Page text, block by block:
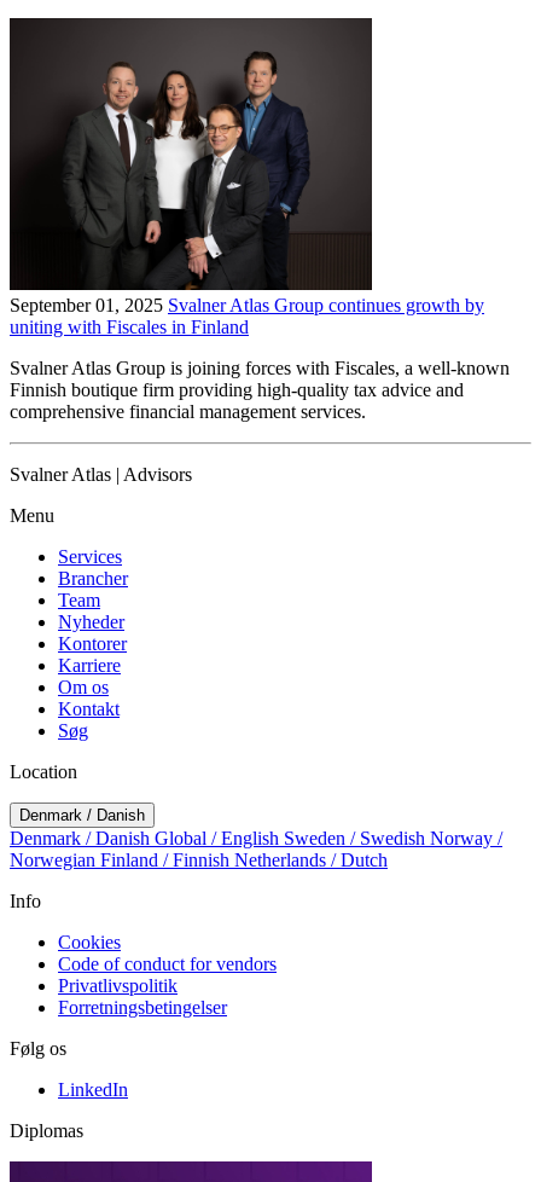
September 01, 2025 Svalner Atlas Group continues growth by
uniting with Fiscales in Finland
Svalner Atlas Group is joining forces with Fiscales, a well-known
Finnish boutique firm providing high-quality tax advice and
comprehensive financial management services.
Svalner Atlas | Advisors
Menu
Services
Brancher
Team
Nyheder
Kontorer
Karriere
Om os
Kontakt
Søg
Location
Denmark / Danish
Denmark / Danish Global / English Sweden / Swedish Norway /
Norwegian Finland / Finnish Netherlands / Dutch
Info
Cookies
Code of conduct for vendors
Privatlivspolitik
Forretningsbetingelser
Følg os
LinkedIn
Diplomas